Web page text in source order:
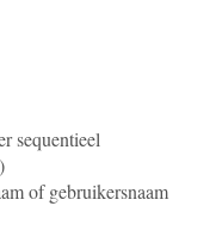
sequentieel
of gebruikersnaam